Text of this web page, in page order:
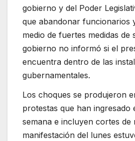
gobierno y del Poder
que abandonar funcionarios
medio de fuertes medidas de
gobierno no informó si el
encuentra dentro de las
gubernamentales.
Los choques se produjeron
protestas que han ingresado
semana e incluyen cortes de
manifestación del lunes